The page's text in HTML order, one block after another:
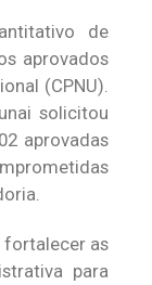
de
aprovados
(CPNU).
solicitou
aprovadas
fortalecer as
para